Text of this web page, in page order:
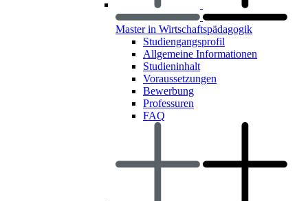
Master in Wirtschaftspädagogik
Studiengangsprofil
Allgemeine Informationen
Studieninhalt
Voraussetzungen
Bewerbung
Professuren
FAQ